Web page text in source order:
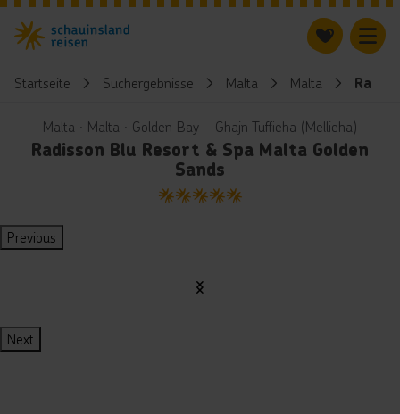
Startseite Suchergebnisse Malta Malta
Malta ∙ Malta ∙ Golden Bay - Ghajn Tuffieha (Mellieha)
Radisson Blu Resort & Spa Malta Golden
Sands
5
Previous
Next